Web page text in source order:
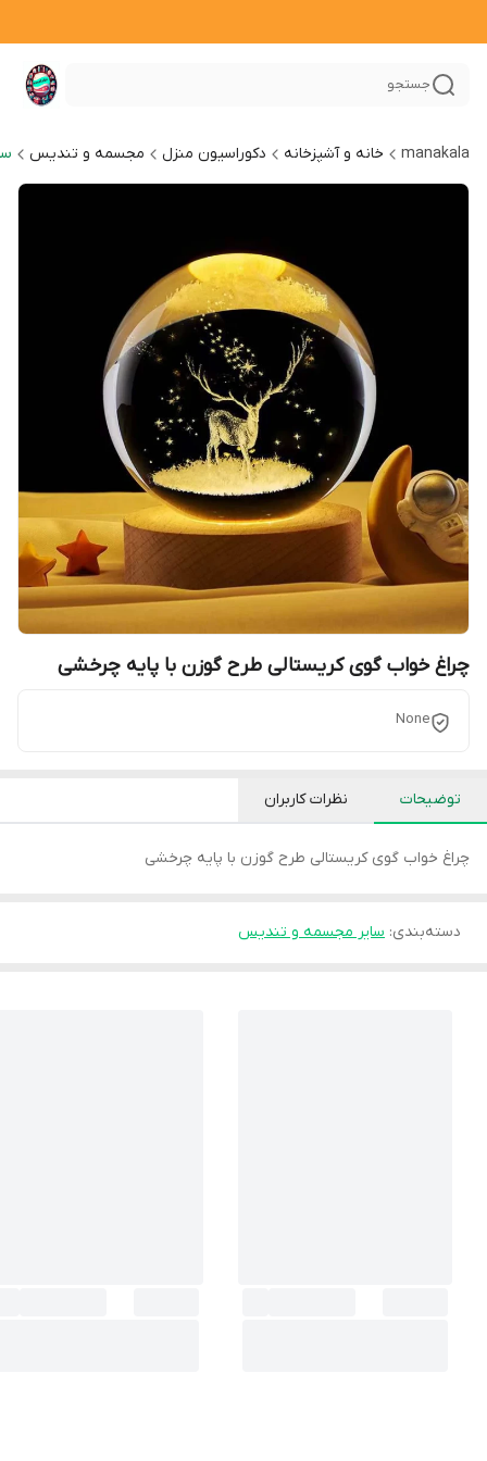
جستجو
manakala خانه و آشپزخانه دکوراسیون منزل مجسمه و تندیس
چراغ خواب گوی کریستالی طرح گوزن با پایه چرخشی
None
توضیحات نظرات کاربران
چراغ خواب گوی کریستالی طرح گوزن با پایه چرخشی
دسته‌بندی: سایر مجسمه و تندیس